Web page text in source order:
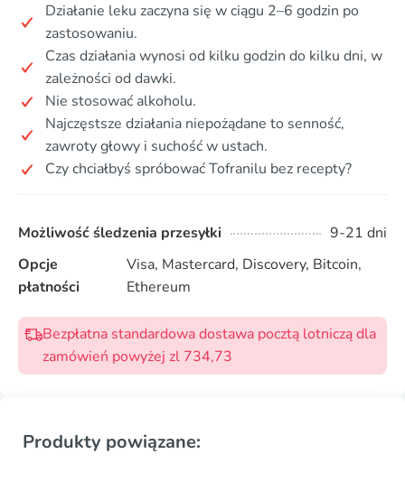
Działanie leku zaczyna się w ciągu 2–6 godzin po
zastosowaniu.
Czas działania wynosi od kilku godzin do kilku dni, w
zależności od dawki.
Nie stosować alkoholu.
Najczęstsze działania niepożądane to senność,
zawroty głowy i suchość w ustach.
Czy chciałbyś spróbować Tofranilu bez recepty?
Możliwość śledzenia przesyłki
9-21 dni
Opcje
płatności
Visa, Mastercard, Discovery, Bitcoin,
Ethereum
Bezpłatna standardowa dostawa pocztą lotniczą dla
zamówień powyżej zl 734,73
Produkty powiązane: